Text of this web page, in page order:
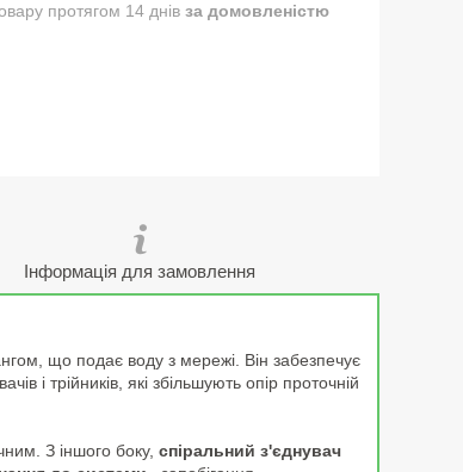
протягом 14 днів за домовленістю
Інформація для замовлення
що подає воду з мережі. Він забезпечує
і трійників, які збільшують опір проточній
З іншого боку, спіральний з'єднувач